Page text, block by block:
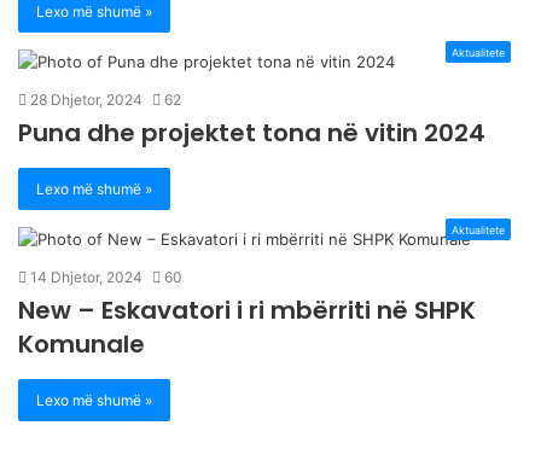
Lexo më shumë »
Aktualitete
28 Dhjetor, 2024 62
Puna dhe projektet tona në vitin 2024
Lexo më shumë »
Aktualitete
14 Dhjetor, 2024 60
New – Eskavatori i ri mbërriti në SHPK
Komunale
Lexo më shumë »